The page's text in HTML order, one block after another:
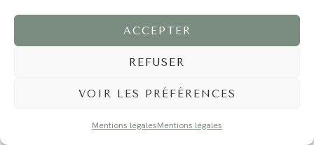
ACCEPTER
REFUSER
VOIR LES PRÉFÉRENCES
Mentions légalesMentions légales
©2024 EI Magali Selvi - Photographe Famille et Mariage - Nice - Côte d'Azur -